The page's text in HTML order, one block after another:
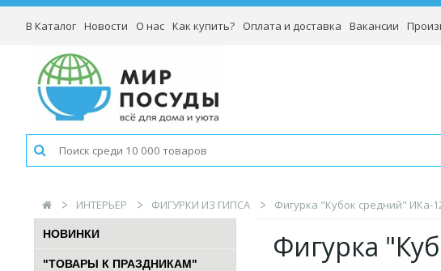
В Каталог Новости О нас Как купить? Оплата и доставка Вакансии
ИНТЕРЬЕР ФИГУРКИ ИЗ ГИПСА Фигурка "Кубок средний" ИКа-
НОВИНКИ
"ТОВАРЫ К ПРАЗДНИКАМ" Фигурка